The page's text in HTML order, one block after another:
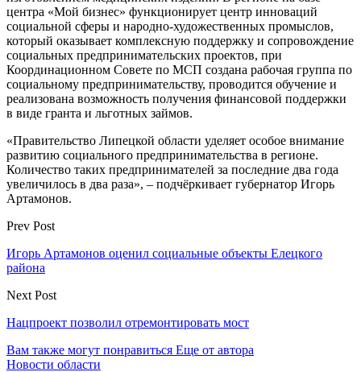
центра «Мой бизнес» функционирует центр инноваций
социальной сферы и народно-художественных промыслов,
который оказывает комплексную поддержку и сопровождение
социальных предпринимательских проектов, при
Координационном Совете по МСП создана рабочая группа по
социальному предпринимательству, проводится обучение и
реализована возможность получения финансовой поддержки
в виде гранта и льготных займов.
«Правительство Липецкой области уделяет особое внимание
развитию социального предпринимательства в регионе.
Количество таких предпринимателей за последние два года
увеличилось в два раза», – подчёркивает губернатор Игорь
Артамонов.
Prev Post
Игорь Артамонов оценил социальные объекты Елецкого
района
Next Post
Нацпроект позволил отремонтировать мост
Вам также могут понравиться Еще от автора
Новости области